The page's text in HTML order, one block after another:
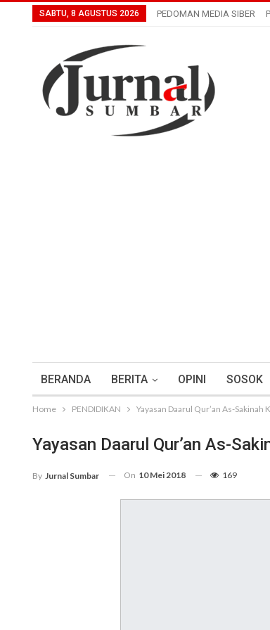
SABTU, 8 AGUSTUS 2026 PEDOMAN MEDIA SIBER
BERANDA BERITA OPINI SOSOK
Home PENDIDIKAN Yayasan Daarul Qur’an As-
Yayasan Daarul Qur’an As-
By Jurnal Sumbar On 10 Mei 2018 169